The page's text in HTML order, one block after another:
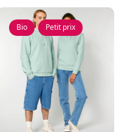
Bio , Petit prix